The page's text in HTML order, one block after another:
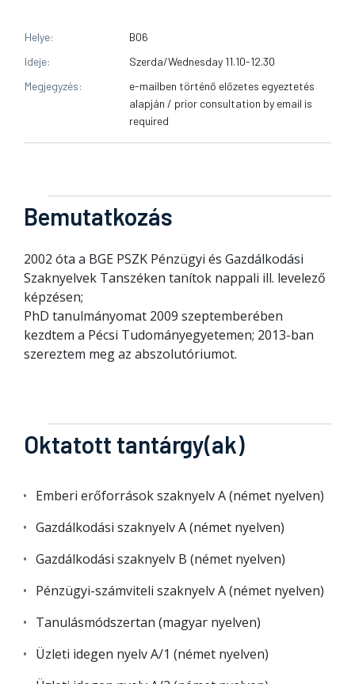
Bemutatkozás
2002 óta a BGE PSZK Pénzügyi és Gazdálkodási
Szaknyelvek Tanszéken tanítok nappali ill. levelező
képzésen;
PhD tanulmányomat 2009 szeptemberében
kezdtem a Pécsi Tudományegyetemen; 2013-ban
szereztem meg az abszolutóriumot.
Helye
B06
Ideje
Szerda/Wednesday 11.10-12.30
Megjegyzés
e-mailben történő előzetes egyeztetés
alapján / prior consultation by email is
required
Oktatott tantárgy(ak)
Emberi erőforrások szaknyelv A (német nyelven)
Gazdálkodási szaknyelv A (német nyelven)
Gazdálkodási szaknyelv B (német nyelven)
Pénzügyi-számviteli szaknyelv A (német nyelven)
Tanulásmódszertan (magyar nyelven)
Üzleti idegen nyelv A/1 (német nyelven)